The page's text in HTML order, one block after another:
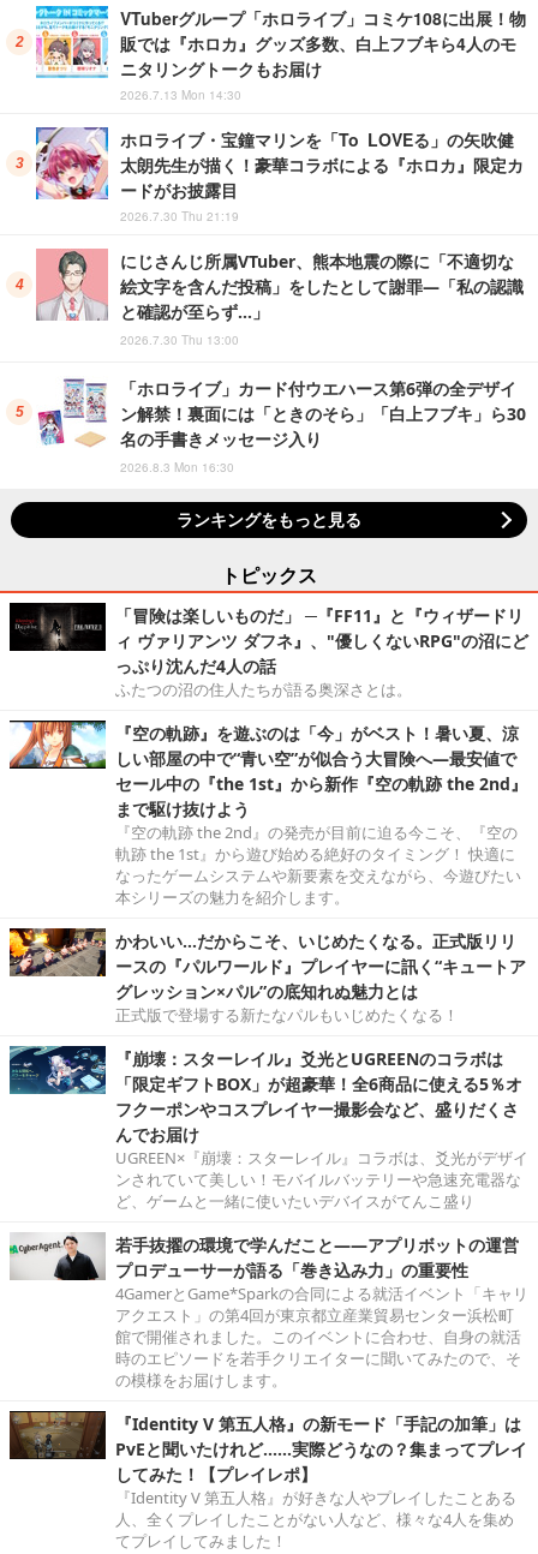
VTuberグループ「ホロライブ」コミケ108に出展！物
販では『ホロカ』グッズ多数、白上フブキら4人のモ
ニタリングトークもお届け
2026.7.13 Mon 14:30
ホロライブ・宝鐘マリンを「To LOVEる」の矢吹健
太朗先生が描く！豪華コラボによる『ホロカ』限定カ
ードがお披露目
2026.7.30 Thu 21:19
にじさんじ所属VTuber、熊本地震の際に「不適切な
絵文字を含んだ投稿」をしたとして謝罪―「私の認識
と確認が至らず…」
2026.7.30 Thu 13:00
「ホロライブ」カード付ウエハース第6弾の全デザイ
ン解禁！裏面には「ときのそら」「白上フブキ」ら30
名の手書きメッセージ入り
2026.8.3 Mon 16:30
ランキングをもっと見る
トピックス
「冒険は楽しいものだ」 ─『FF11』と『ウィザードリ
ィ ヴァリアンツ ダフネ』、"優しくないRPG"の沼にど
っぷり沈んだ4人の話
ふたつの沼の住人たちが語る奥深さとは。
『空の軌跡』を遊ぶのは「今」がベスト！暑い夏、涼
しい部屋の中で“青い空”が似合う大冒険へ―最安値で
セール中の『the 1st』から新作『空の軌跡 the 2nd』
まで駆け抜けよう
『空の軌跡 the 2nd』の発売が目前に迫る今こそ、『空の
軌跡 the 1st』から遊び始める絶好のタイミング！ 快適に
なったゲームシステムや新要素を交えながら、今遊びたい
本シリーズの魅力を紹介します。
かわいい…だからこそ、いじめたくなる。正式版リリ
ースの『パルワールド』プレイヤーに訊く“キュートア
グレッション×パル”の底知れぬ魅力とは
正式版で登場する新たなパルもいじめたくなる！
『崩壊：スターレイル』爻光とUGREENのコラボは
「限定ギフトBOX」が超豪華！全6商品に使える5％オ
フクーポンやコスプレイヤー撮影会など、盛りだくさ
んでお届け
UGREEN×『崩壊：スターレイル』コラボは、爻光がデザイ
ンされていて美しい！モバイルバッテリーや急速充電器な
ど、ゲームと一緒に使いたいデバイスがてんこ盛り
若手抜擢の環境で学んだこと――アプリボットの運営
プロデューサーが語る「巻き込み力」の重要性
4GamerとGame*Sparkの合同による就活イベント「キャリ
アクエスト」の第4回が東京都立産業貿易センター浜松町
館で開催されました。このイベントに合わせ、自身の就活
時のエピソードを若手クリエイターに聞いてみたので、そ
の模様をお届けします。
『Identity V 第五人格』の新モード「手記の加筆」は
PvEと聞いたけれど……実際どうなの？集まってプレイ
してみた！【プレイレポ】
『Identity V 第五人格』が好きな人やプレイしたことある
人、全くプレイしたことがない人など、様々な4人を集め
てプレイしてみました！